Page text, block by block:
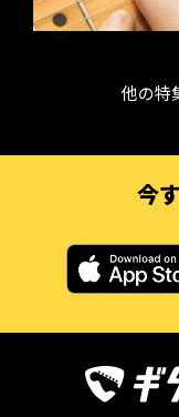
他の特
今